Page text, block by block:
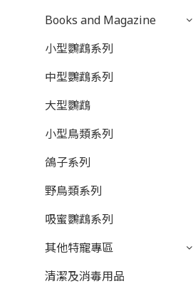
Books and Magazine
小型鸚鵡系列
中型鸚鵡系列
大型鸚鵡
小型鳥類系列
鴿子系列
野鳥類系列
吸蜜鸚鵡系列
其他特寵專區
清潔及消毒用品